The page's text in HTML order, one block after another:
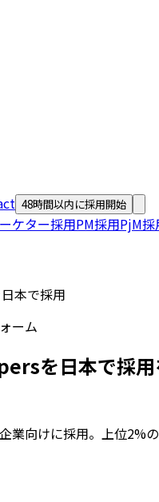
48時間以内に採用開始
ケター採用PM採用PjM採
本で採用
ーム
を日本で採用
業向けに採用。上位2%